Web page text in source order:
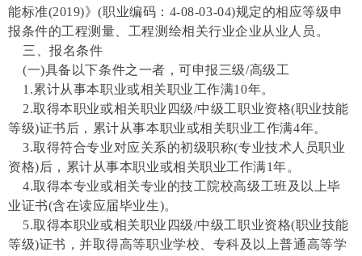
能标准(2019)》(职业编码：4-08-03-04)规定的相应等级申
报条件的工程测量、工程测绘相关行业企业从业人员。
三、报名条件
(一)具备以下条件之一者，可申报三级/高级工
1.累计从事本职业或相关职业工作满10年。
2.取得本职业或相关职业四级/中级工职业资格(职业技能
等级)证书后，累计从事本职业或相关职业工作满4年。
3.取得符合专业对应关系的初级职称(专业技术人员职业
资格)后，累计从事本职业或相关职业工作满1年。
4.取得本专业或相关专业的技工院校高级工班及以上毕
业证书(含在读应届毕业生)。
5.取得本职业或相关职业四级/中级工职业资格(职业技能
等级)证书，并取得高等职业学校、专科及以上普通高等学